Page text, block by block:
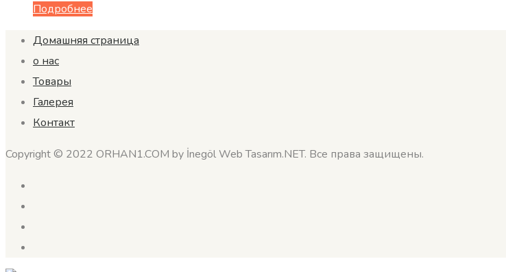
Подробнее
Домашняя страница
о нас
Товары
Галерея
Контакт
Copyright © 2022 ORHAN1.COM by İnegöl Web Tasarım.NET. Все права защищены.